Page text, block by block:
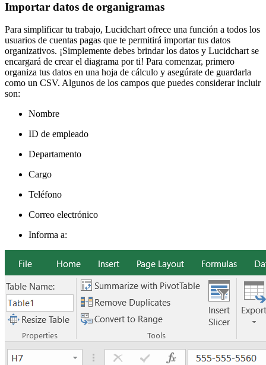
Importar datos de organigramas
Para simplificar tu trabajo, Lucidchart ofrece una función a todos los
usuarios de cuentas pagas que te permitirá importar tus datos
organizativos. ¡Simplemente debes brindar los datos y Lucidchart se
encargará de crear el diagrama por ti! Para comenzar, primero
organiza tus datos en una hoja de cálculo y asegúrate de guardarla
como un CSV. Algunos de los campos que puedes considerar incluir
son:
Nombre
ID de empleado
Departamento
Cargo
Teléfono
Correo electrónico
Informa a: